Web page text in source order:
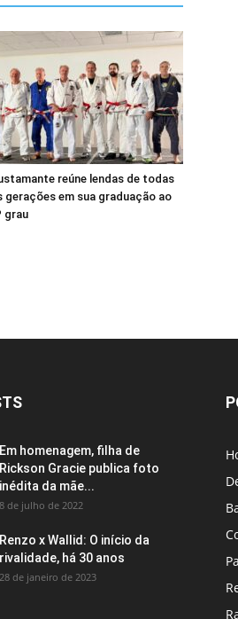
reúne lendas de todas
gerações em sua graduação ao
grau
Em homenagem, filha de
Rickson Gracie publica foto
inédita da mãe...
8 de julho de 2022
Renzo x Wallid: O início da
rivalidade, há 30 anos
28 de janeiro de 2023